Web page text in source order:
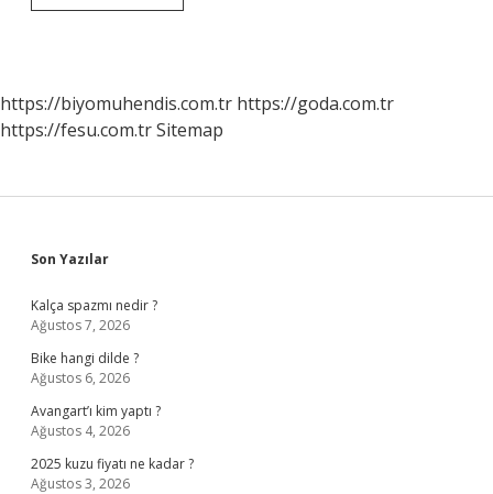
Bulanıklığı
https://biyomuhendis.com.tr https://goda.com.tr
https://fesu.com.trSitemap
Sidebar
Son Yazılar
Kalça spazmı nedir ?
Ağustos 7, 2026
Bike hangi dilde ?
Ağustos 6, 2026
Avangart’ı kim yaptı ?
Ağustos 4, 2026
2025 kuzu fiyatı ne kadar ?
Ağustos 3, 2026